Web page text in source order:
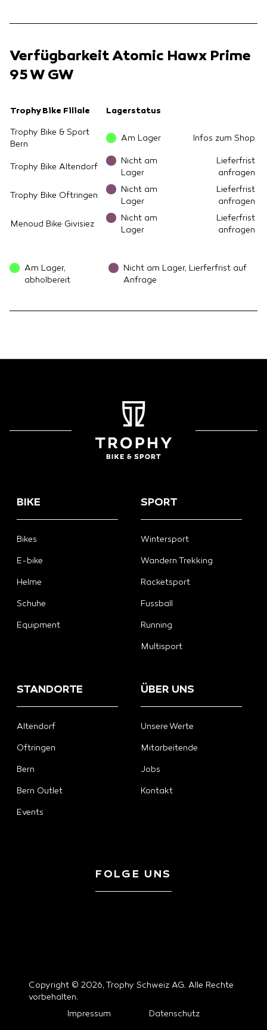
Verfügbarkeit Atomic Hawx Prime
95 W GW
Trophy Bike Filiale Lagerstatus
Trophy Bike & Sport
Bern
Am Lager Infos zum Shop
Trophy Bike Altendorf
Nicht am
Lager
Lieferfrist
anfragen
Trophy Bike Oftringen
Nicht am
Lager
Lieferfrist
anfragen
Menoud Bike Givisiez
Nicht am
Lager
Lieferfrist
anfragen
Am Lager,
abholbereit
Nicht am Lager, Lierferfrist auf
Anfrage
BIKE
Bikes
E-bike
Helme
Schuhe
Equipment
SPORT
Wintersport
Wandern Trekking
Racketsport
Fussball
Running
Multisport
STANDORTE
Altendorf
Oftringen
Bern
Bern Outlet
Events
ÜBER UNS
Unsere Werte
Mitarbeitende
Jobs
Kontakt
FOLGE UNS
Copyright © 2026, Trophy Schweiz AG. Alle Rechte
vorbehalten.
Impressum
Datenschutz